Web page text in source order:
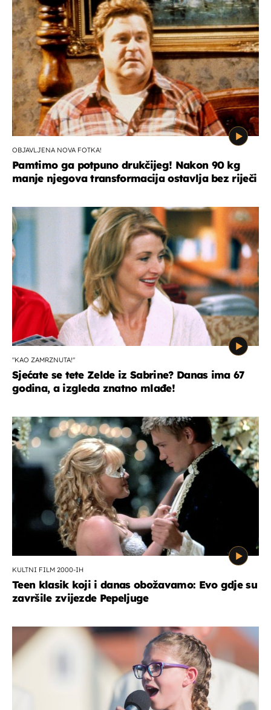
OBJAVLJENA NOVA FOTKA!
Pamtimo ga potpuno drukčijeg! Nakon 90 kg
manje njegova transformacija ostavlja bez riječi
"KAO ZAMRZNUTA!"
Sjećate se tete Zelde iz Sabrine? Danas ima 67
godina, a izgleda znatno mlađe!
KULTNI FILM 2000-IH
Teen klasik koji i danas obožavamo: Evo gdje su
završile zvijezde Pepeljuge